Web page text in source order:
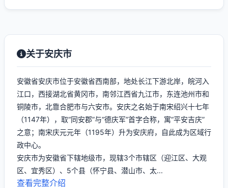
关于安庆市
安徽省安庆市位于安徽省西南部，地处长江下游北岸，皖河入
江口，西接湖北省黄冈市，南邻江西省九江市，东连池州市和
铜陵市，北靠合肥市与六安市。安庆之名始于南宋绍兴十七年
（1147年），取“同安郡”与“德庆军”首字合称，寓“平安吉庆”
之意；南宋庆元元年（1195年）升为安庆府，自此成为区域行
政中心。
安庆市为安徽省下辖地级市，现辖3个市辖区（迎江区、大观
区、宜秀区）、5个县（怀宁县、潜山市、太...
查看完整介绍